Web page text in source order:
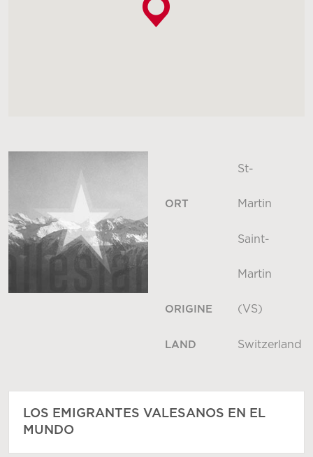
ORT
St-
Martin
ORIGINE
Saint-
Martin
(VS)
LAND Switzerland
LOS EMIGRANTES VALESANOS EN EL
MUNDO